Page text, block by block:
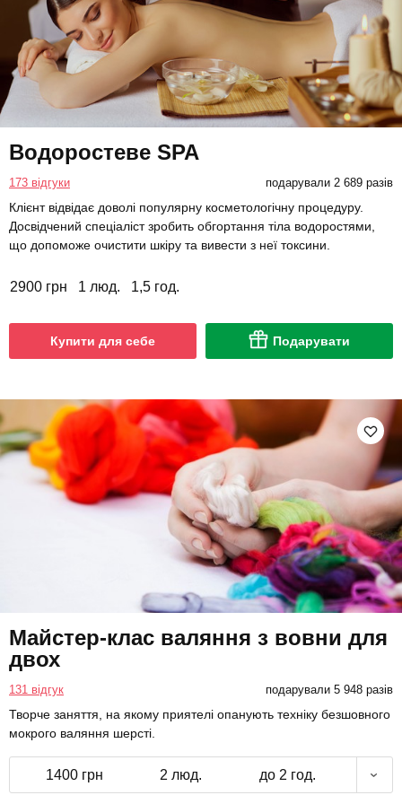
Водоростеве SPA
173 відгуки подарували 2 689 разів
Клієнт відвідає доволі популярну косметологічну процедуру.
Досвідчений спеціаліст зробить обгортання тіла водоростями,
що допоможе очистити шкіру та вивести з неї токсини.
2900 грн 1 люд. 1,5 год.
Купити для себе Подарувати
Майстер-клас валяння з вовни для
двох
131 відгук подарували 5 948 разів
Творче заняття, на якому приятелі опанують техніку безшовного
мокрого валяння шерсті.
1400 грн 2 люд. до 2 год.